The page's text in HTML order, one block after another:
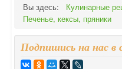
Вы здесь:
Кулинарные
Печенье, кексы, пряники
Подпишись на нас в